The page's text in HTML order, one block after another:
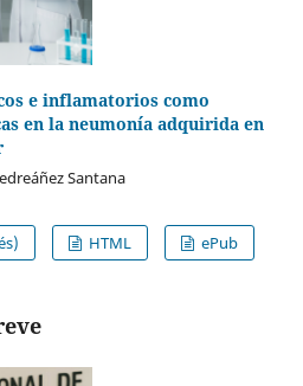
e inflamatorios como
en la neumonía adquirida en
Santana
HTML ePub